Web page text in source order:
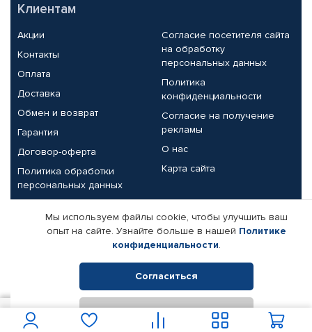
Клиентам
Акции
Контакты
Оплата
Доставка
Обмен и возврат
Гарантия
Договор-оферта
Политика обработки
персональных данных
Согласие посетителя сайта
на обработку
персональных данных
Политика
конфиденциальности
Согласие на получение
рекламы
О нас
Карта сайта
Партнерам
Корпоративным клиентам
Поставщикам
Реквизиты компании
© КАМАЗ ЦЕНТР ДОНЕЦК, 2015-2026. Все права защищены.
Интернет-магазин автомобильных товаров Автопрофи.
Мы используем файлы cookie, чтобы улучшить ваш
опыт на сайте. Узнайте больше в нашей Политике
конфиденциальности.
Согласиться
Отклонить
В корзину